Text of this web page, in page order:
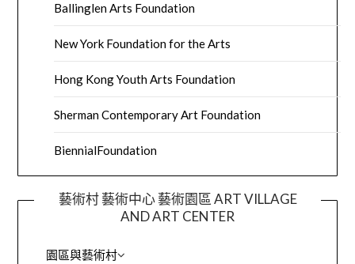
Ballinglen Arts Foundation
New York Foundation for the Arts
Hong Kong Youth Arts Foundation
Sherman Contemporary Art Foundation
BiennialFoundation
藝術村 藝術中心 藝術園區 ART VILLAGE
AND ART CENTER
園區與藝術村